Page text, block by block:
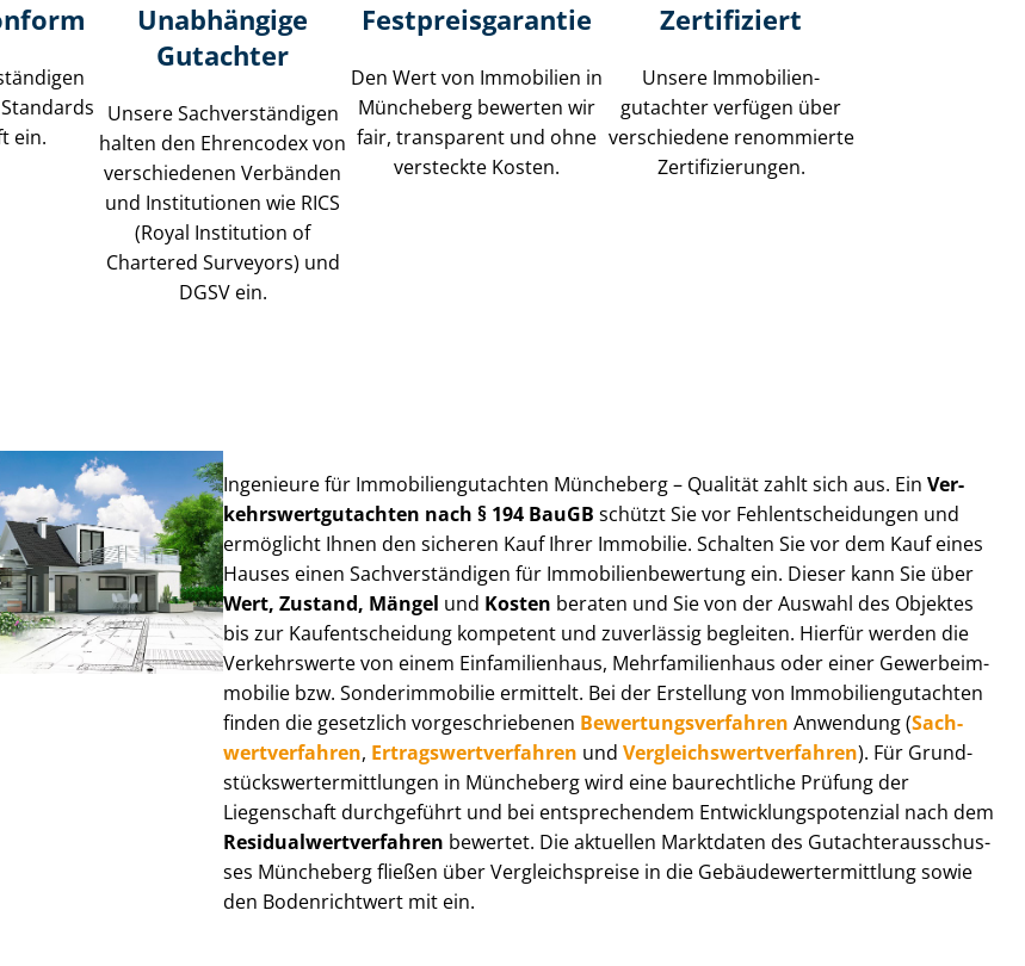
ein.
Unabhängige
Gutachter
Unsere Sach­ver­stän­di­gen
halten den Ehrencodex von
verschiedenen Verbänden
und Institutionen wie RICS
(Royal Institution of
Chartered Surveyors) und
DGSV ein.
Festpreis​garantie
Den Wert von Immobilien in
Müncheberg bewerten wir
fair, transparent und ohne
versteckte Kosten.
Zertifiziert
Unsere Immobilien­
gutachter verfügen über
verschiedene renommierte
Zer­ti­fi­zie­run­gen.
Ingenieure für Im­mo­bi­li­en­gut­ach­ten Müncheberg – Qualität zahlt sich aus. Ein Ver­
kehrs­wert­gut­ach­ten nach § 194 BauGB schützt Sie vor Fehl­ent­schei­dun­gen und
ermöglicht Ihnen den sicheren Kauf Ihrer Immobilie. Schalten Sie vor dem Kauf eines
Hauses einen Sach­ver­stän­di­gen für Im­mo­bi­li­en­be­wer­tung ein. Dieser kann Sie über
Wert, Zustand, Mängel und Kosten beraten und Sie von der Auswahl des Objektes
bis zur Kauf­ent­schei­dung kompetent und zuverlässig begleiten. Hierfür werden die
Verkehrswerte von einem Einfamilienhaus, Mehr­fa­mi­li­en­haus oder einer Ge­wer­be­im­
mo­bi­lie bzw. Sonderimmobilie ermittelt. Bei der Erstellung von Im­mo­bi­li­en­gut­ach­ten
finden die gesetzlich vor­ge­schrie­be­nen Be­wer­tungs­ver­fah­ren Anwendung (Sach­
wert­ver­fah­ren, Er­trags­wert­ver­fah­ren und Ver­gleichs­wert­ver­fah­ren). Für Grund­
stücks­wert­ermitt­lun­gen in Müncheberg wird eine baurechtliche Prüfung der
Liegenschaft durchgeführt und bei entsprechendem Ent­wick­lungs­po­ten­zi­al nach dem
Re­si­du­al­wert­ver­fah­ren bewertet. Die aktuellen Marktdaten des Gut­ach­ter­aus­schus­
ses Müncheberg fließen über Ver­gleichs­prei­se in die Ge­bäu­de­wert­ermitt­lung sowie
den Bodenrichtwert mit ein.